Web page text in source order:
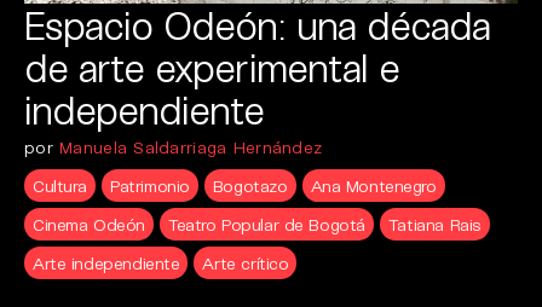
Espacio Odeón: una década
de arte experimental e
independiente
porManuela Saldarriaga Hernández
Cultura
Patrimonio Bogotazo
Ana Montenegro
Cinema Odeón
Teatro Popular de Bogotá
Tatiana Rais
Arte independiente
Arte crítico